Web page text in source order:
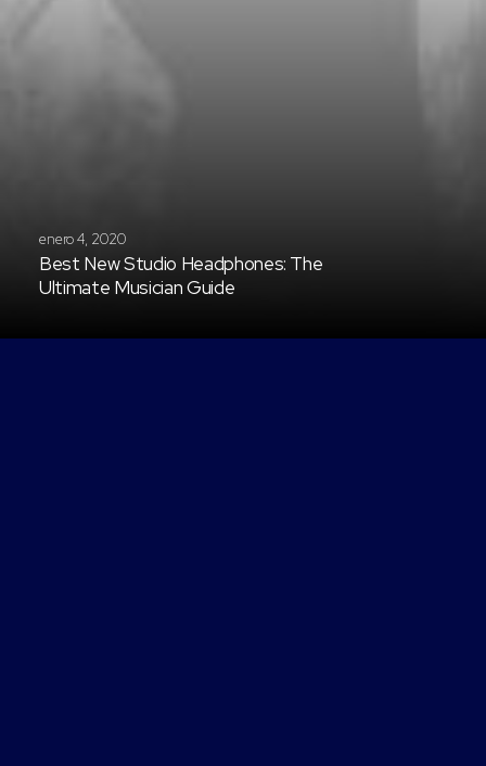
enero 4, 2020
Best New Studio Headphones: The
Ultimate Musician Guide